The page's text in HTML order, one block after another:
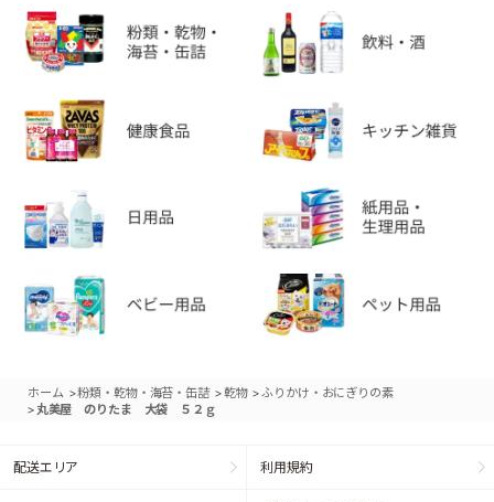
ホーム >粉類・乾物・海苔・缶詰 >乾物 >ふりかけ・おにぎりの素
> 丸美屋 のりたま 大袋 ５２ｇ
配送エリア 利用規約